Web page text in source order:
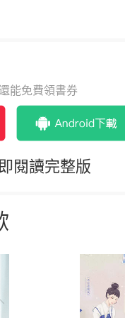
能免費領書券
閱讀完整版